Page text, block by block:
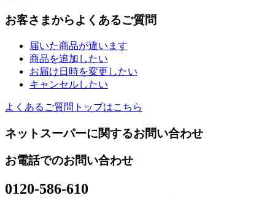
お客さまからよくあるご質問
届いた商品が違います
商品を追加したい
お届け日時を変更したい
キャンセルしたい
よくあるご質問トップはこちら
ネットスーパーに関するお問い合わせ
お電話でのお問い合わせ
0120-586-610